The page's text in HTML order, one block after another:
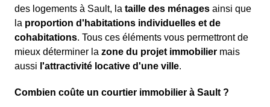
des logements à Sault, la taille des ménages ainsi que
la proportion d'habitations individuelles et de
cohabitations. Tous ces éléments vous permettront de
mieux déterminer la zone du projet immobilier mais
aussi l'attractivité locative d'une ville.
Combien coûte un courtier immobilier à Sault ?